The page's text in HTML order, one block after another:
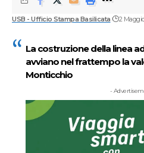
USB - Ufficio Stampa Basilicata 2
La costruzione della linea
avviano nel frattempo la
Monticchio
-